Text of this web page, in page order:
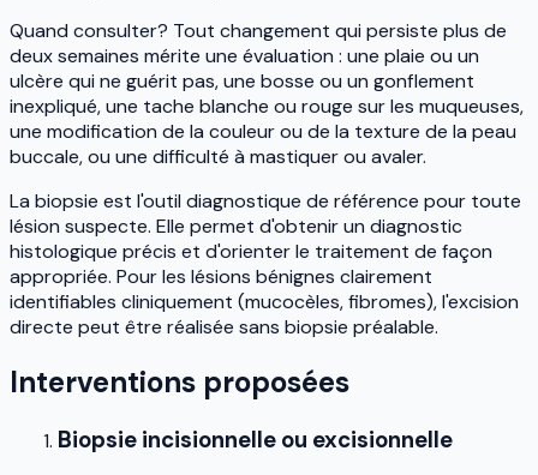
Quand consulter? Tout changement qui persiste plus de
deux semaines mérite une évaluation : une plaie ou un
ulcère qui ne guérit pas, une bosse ou un gonflement
inexpliqué, une tache blanche ou rouge sur les muqueuses,
une modification de la couleur ou de la texture de la peau
buccale, ou une difficulté à mastiquer ou avaler.
La biopsie est l'outil diagnostique de référence pour toute
lésion suspecte. Elle permet d'obtenir un diagnostic
histologique précis et d'orienter le traitement de façon
appropriée. Pour les lésions bénignes clairement
identifiables cliniquement (mucocèles, fibromes), l'excision
directe peut être réalisée sans biopsie préalable.
Interventions proposées
Biopsie incisionnelle ou excisionnelle